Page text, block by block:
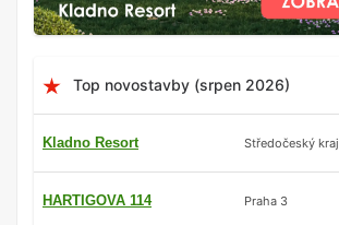
Top novostavby (srpen 2026)
Kladno Resort Středočeský kraj
HARTIGOVA 114 Praha 3